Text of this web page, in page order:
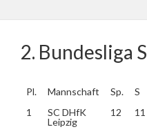
2. Bundesliga
Pl. Mannschaft Sp. S
1
SC DHfK
Leipzig
12 11